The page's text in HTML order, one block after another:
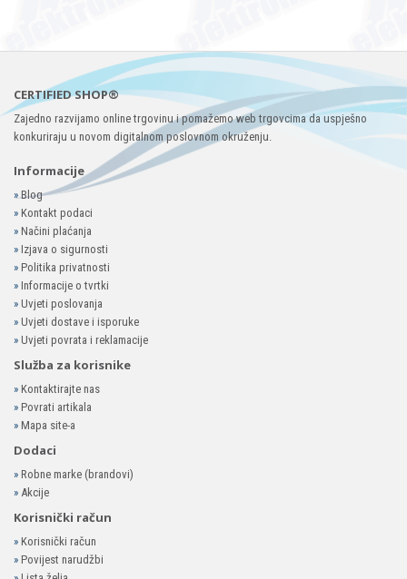
CERTIFIED SHOP®
Zajedno razvijamo online trgovinu i pomažemo web trgovcima da uspješno
konkuriraju u novom digitalnom poslovnom okruženju.
Informacije
»Blog
» Kontakt podaci
» Načini plaćanja
» Izjava o sigurnosti
» Politika privatnosti
» Informacije o tvrtki
» Uvjeti poslovanja
» Uvjeti dostave i isporuke
» Uvjeti povrata i reklamacije
Služba za korisnike
» Kontaktirajte nas
» Povrati artikala
» Mapa site-a
Dodaci
» Robne marke (brandovi)
» Akcije
Korisnički račun
» Korisnički račun
» Povijest narudžbi